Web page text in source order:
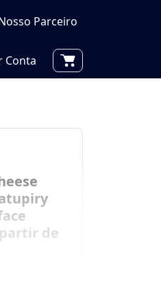
Parceiro
Conta
de